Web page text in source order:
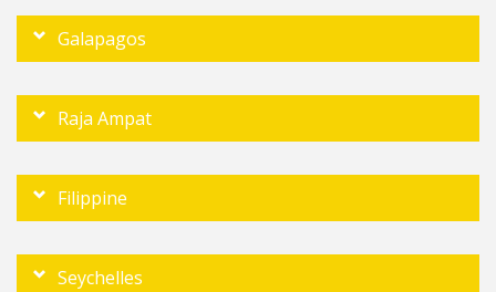
Galapagos
Raja Ampat
Filippine
Seychelles